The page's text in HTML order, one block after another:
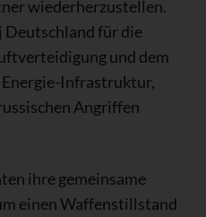
wiederherzustellen.
Deutschland für die
und dem
Infrastruktur,
Angriffen
ihre gemeinsame
einen Waffenstillstand